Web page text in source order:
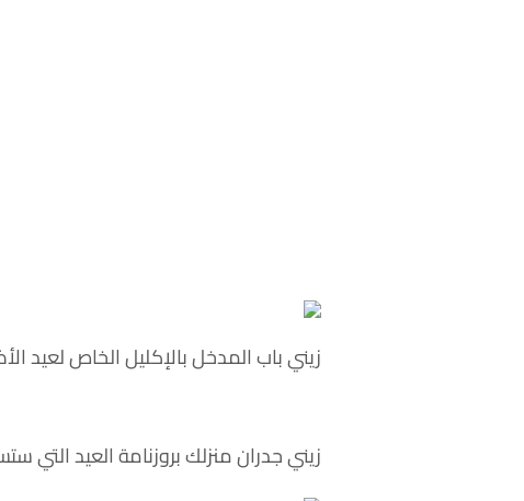
زيني باب المدخل بالإكليل الخاص لعيد
زيني جدران منزلك بروزنامة العيد التي